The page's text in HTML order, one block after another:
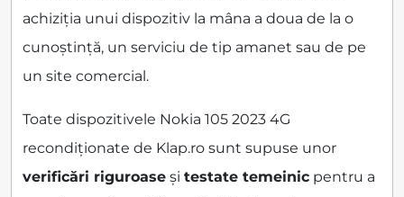
achiziția unui dispozitiv la mâna a doua de la o
cunoștință, un serviciu de tip amanet sau de pe
un site comercial.
Toate dispozitivele Nokia 105 2023 4G
recondiționate de Klap.ro sunt supuse unor
verificări riguroase și testate temeinic pentru a